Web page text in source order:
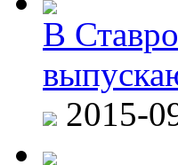
В
2015-